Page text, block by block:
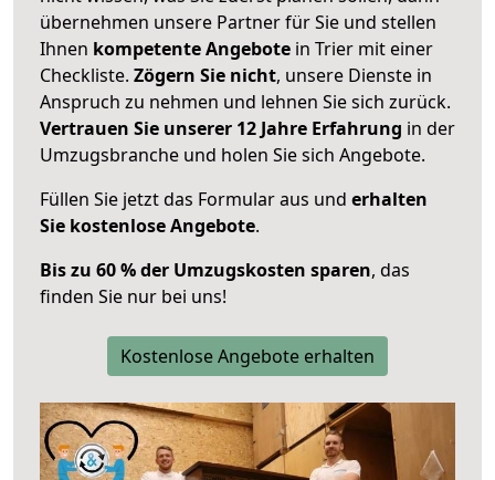
übernehmen unsere Partner für Sie und stellen
Ihnen kompetente Angebote in Trier mit einer
Checkliste. Zögern Sie nicht, unsere Dienste in
Anspruch zu nehmen und lehnen Sie sich zurück.
Vertrauen Sie unserer 12 Jahre Erfahrung in der
Umzugsbranche und holen Sie sich Angebote.
Füllen Sie jetzt das Formular aus und erhalten
Sie kostenlose Angebote.
Bis zu 60 % der Umzugskosten sparen, das
finden Sie nur bei uns!
Kostenlose Angebote erhalten